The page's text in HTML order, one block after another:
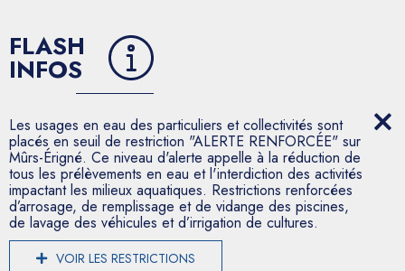
FLASH
INFOS
Les usages en eau des particuliers et collectivités sont
placés en seuil de restriction "ALERTE RENFORCÉE" sur
Mûrs-Érigné. Ce niveau d'alerte appelle à la réduction de
tous les prélèvements en eau et l'interdiction des activités
impactant les milieux aquatiques. Restrictions renforcées
d’arrosage, de remplissage et de vidange des piscines,
de lavage des véhicules et d’irrigation de cultures.
VOIR LES RESTRICTIONS